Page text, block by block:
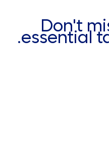
Don't
essential